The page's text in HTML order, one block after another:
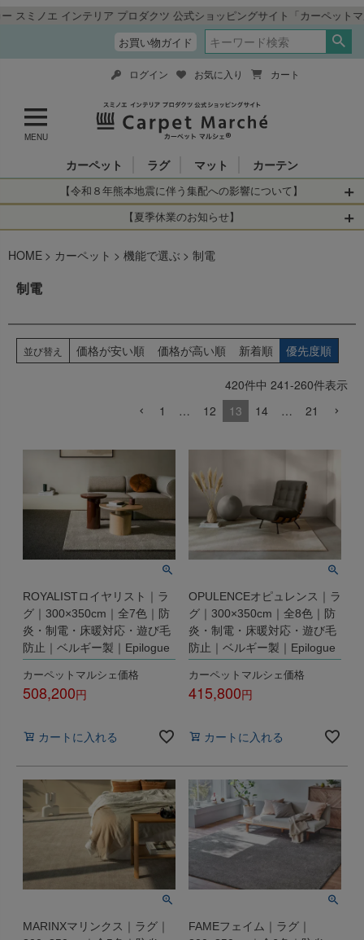
ア プロダクツ 公式ショッピングサイト「カーペットマルシェ」
お買い物ガイド
MENU
ログイン お気に入り カート
カーペット ラグ マット カーテン
【令和８年熊本地震に伴う集配への影響について】
令和8年熊本地震により、お亡くなりになられた方々に深く
お見舞い申し上げます。 この地震の影響により、現在、一
す。
【お荷物のお届けに遅れが生じている地域】
・全国から九州あてのお荷物
・九州から全国あてのお荷物
なお、今後の被害状況や交通規制などにより、対象地域や
サービスへの影響が変更となる場合がございます。
りますようお願い申し上げます。
【夏季休業のお知らせ】
当店は は2026年8月11日(火)～2026年8月16日(日)
休業中のご注文に関しては自動返信メールは届きますが、
いただきますのでよろしくお願いいたします。
出荷センターも休業となりますため、休業期間中のご注文
以降となります。
オーダー商品など、詳しくはこちらから
HOME カーペット 機能で選ぶ 制電
制電
並び替え 価格が安い順 価格が高い順 新着順 優先度順
420件中 241-260件表示
1
… 12 13 14 … 21
ROYALISTロイヤリスト｜ラ
グ｜300×350cm｜全7色｜防
炎・制電・床暖対応・遊び毛
防止｜ベルギー製｜Epilogue
カーペットマルシェ価格
508,200
カートに入れる
OPULENCEオピュレンス｜ラ
グ｜300×350cm｜全8色｜防
炎・制電・床暖対応・遊び毛
防止｜ベルギー製｜Epilogue
カーペットマルシェ価格
415,800
カートに入れる
MARINXマリンクス｜ラグ｜
FAMEフェイム｜ラグ｜